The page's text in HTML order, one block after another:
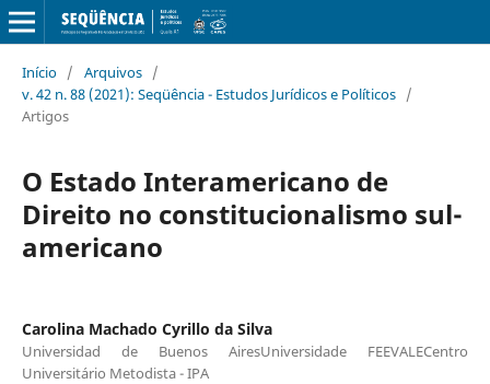
Início / Arquivos /
v. 42 n. 88 (2021): Seqüência - Estudos Jurídicos e Políticos /
Artigos
O Estado Interamericano de
Direito no constitucionalismo sul-
americano
Carolina Machado Cyrillo da Silva
Universidad de Buenos AiresUniversidade FEEVALECentro
Universitário Metodista - IPA